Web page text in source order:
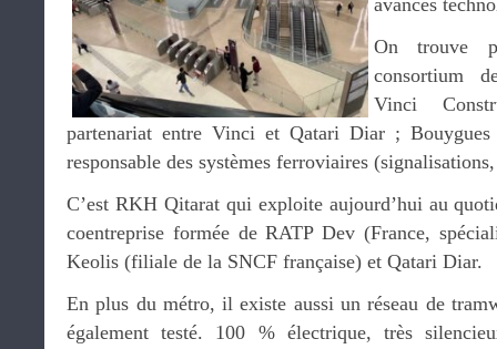
avancés
On trouve
consortium
Vinci
partenariat entre Vinci et Qatari Diar ;
responsable des systèmes ferroviaires
C’est RKH Qitarat qui exploite aujourd’hui au
coentreprise formée de RATP Dev (France,
Keolis (filiale de la SNCF française) et Qatari Diar.
En plus du métro, il existe aussi un réseau de
également testé. 100 % électrique, très